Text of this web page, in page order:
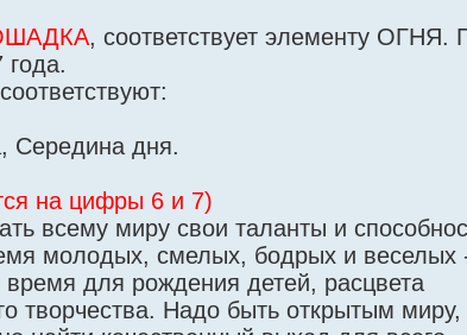
, соответствует элементу ОГНЯ.
Середина дня.
на цифры 6 и 7)
всему миру свои таланты и
молодых, смелых, бодрых и веселых
для рождения детей, расцвета
творчества. Надо быть открытым миру,